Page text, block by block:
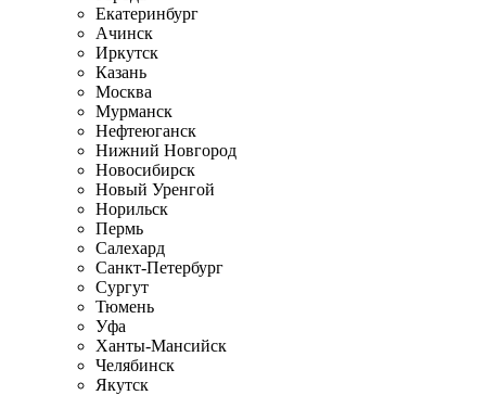
Екатеринбург
Ачинск
Иркутск
Казань
Москва
Мурманск
Нефтеюганск
Нижний Новгород
Новосибирск
Новый Уренгой
Норильск
Пермь
Салехард
Санкт-Петербург
Сургут
Тюмень
Уфа
Ханты-Мансийск
Челябинск
Якутск